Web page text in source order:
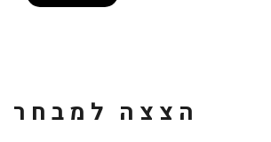
נוסף